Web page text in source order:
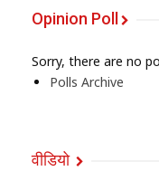
Opinion Poll
Sorry, there are no
Polls Archive
वीडियो